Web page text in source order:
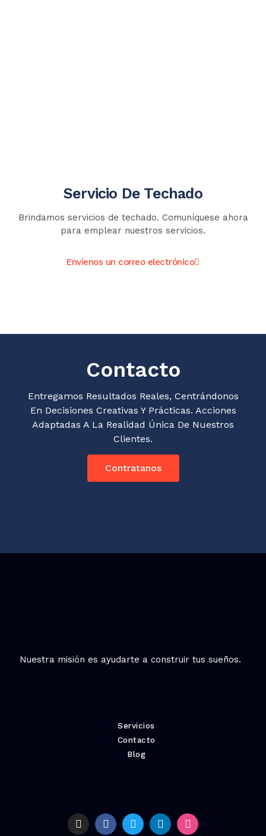
Servicio De Techado
Brindamos servicios de techado. Comuníquese ahora
para emplear nuestros servicios.
Envíenos un correo electrónico
Contacto
Entregamos Resultados Reales, Centrándonos
En Decisiones Creativas Y Prácticas. Acciones
Adaptadas A La Realidad Única De Nuestros
Clientes.​
Contratanos
Nuestra misión es ayudarte a construir tus sueños.
Servicios
Contacto
Blog